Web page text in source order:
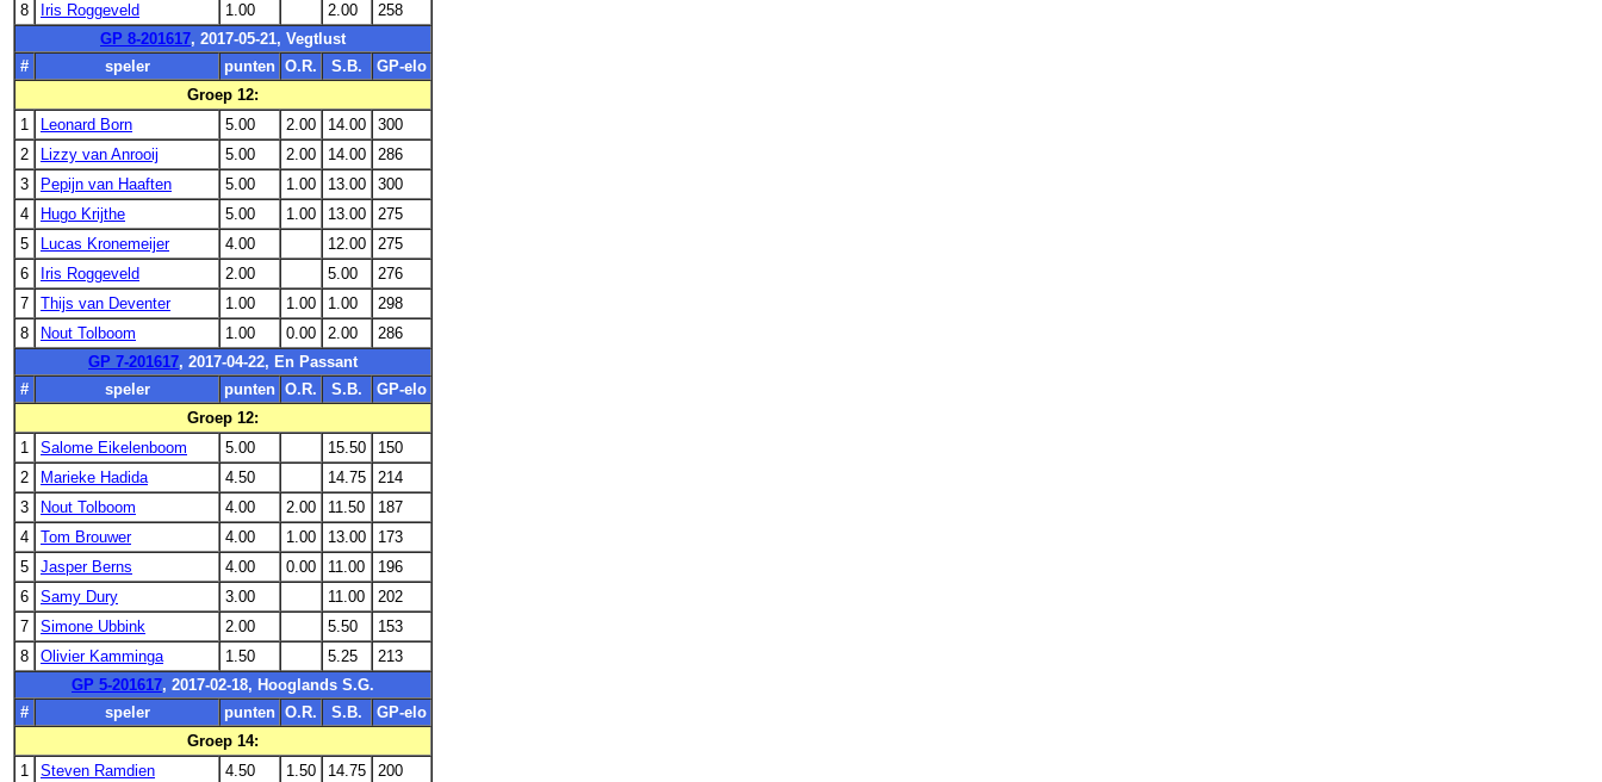
8
Iris Roggeveld 1.00 2.00
258
GP 8-201617, 2017-05-21, Vegtlust
#
speler punten O.R. S.B.
GP-elo
Groep 12:
1
Leonard Born 5.00 2.00 14.00
300
2
Lizzy van Anrooij 5.00 2.00 14.00
286
3
Pepijn van Haaften 5.00 1.00 13.00
300
4
Hugo Krijthe 5.00 1.00 13.00
275
5
Lucas Kronemeijer 4.00 12.00
275
6
Iris Roggeveld 2.00 5.00
276
7
Thijs van Deventer 1.00 1.00 1.00
298
8
Nout Tolboom 1.00 0.00 2.00
286
GP 7-201617, 2017-04-22, En Passant
#
speler punten O.R. S.B.
GP-elo
Groep 12:
1
Salome Eikelenboom 5.00 15.50
150
2
Marieke Hadida 4.50 14.75
214
3
Nout Tolboom 4.00 2.00 11.50
187
4
Tom Brouwer 4.00 1.00 13.00
173
5
Jasper Berns 4.00 0.00 11.00
196
6
Samy Dury 3.00 11.00
202
7
Simone Ubbink 2.00 5.50
153
8
Olivier Kamminga 1.50 5.25
213
GP 5-201617, 2017-02-18, Hooglands S.G.
#
speler punten O.R. S.B.
GP-elo
Groep 14:
1
Steven Ramdien 4.50 1.50 14.75 200